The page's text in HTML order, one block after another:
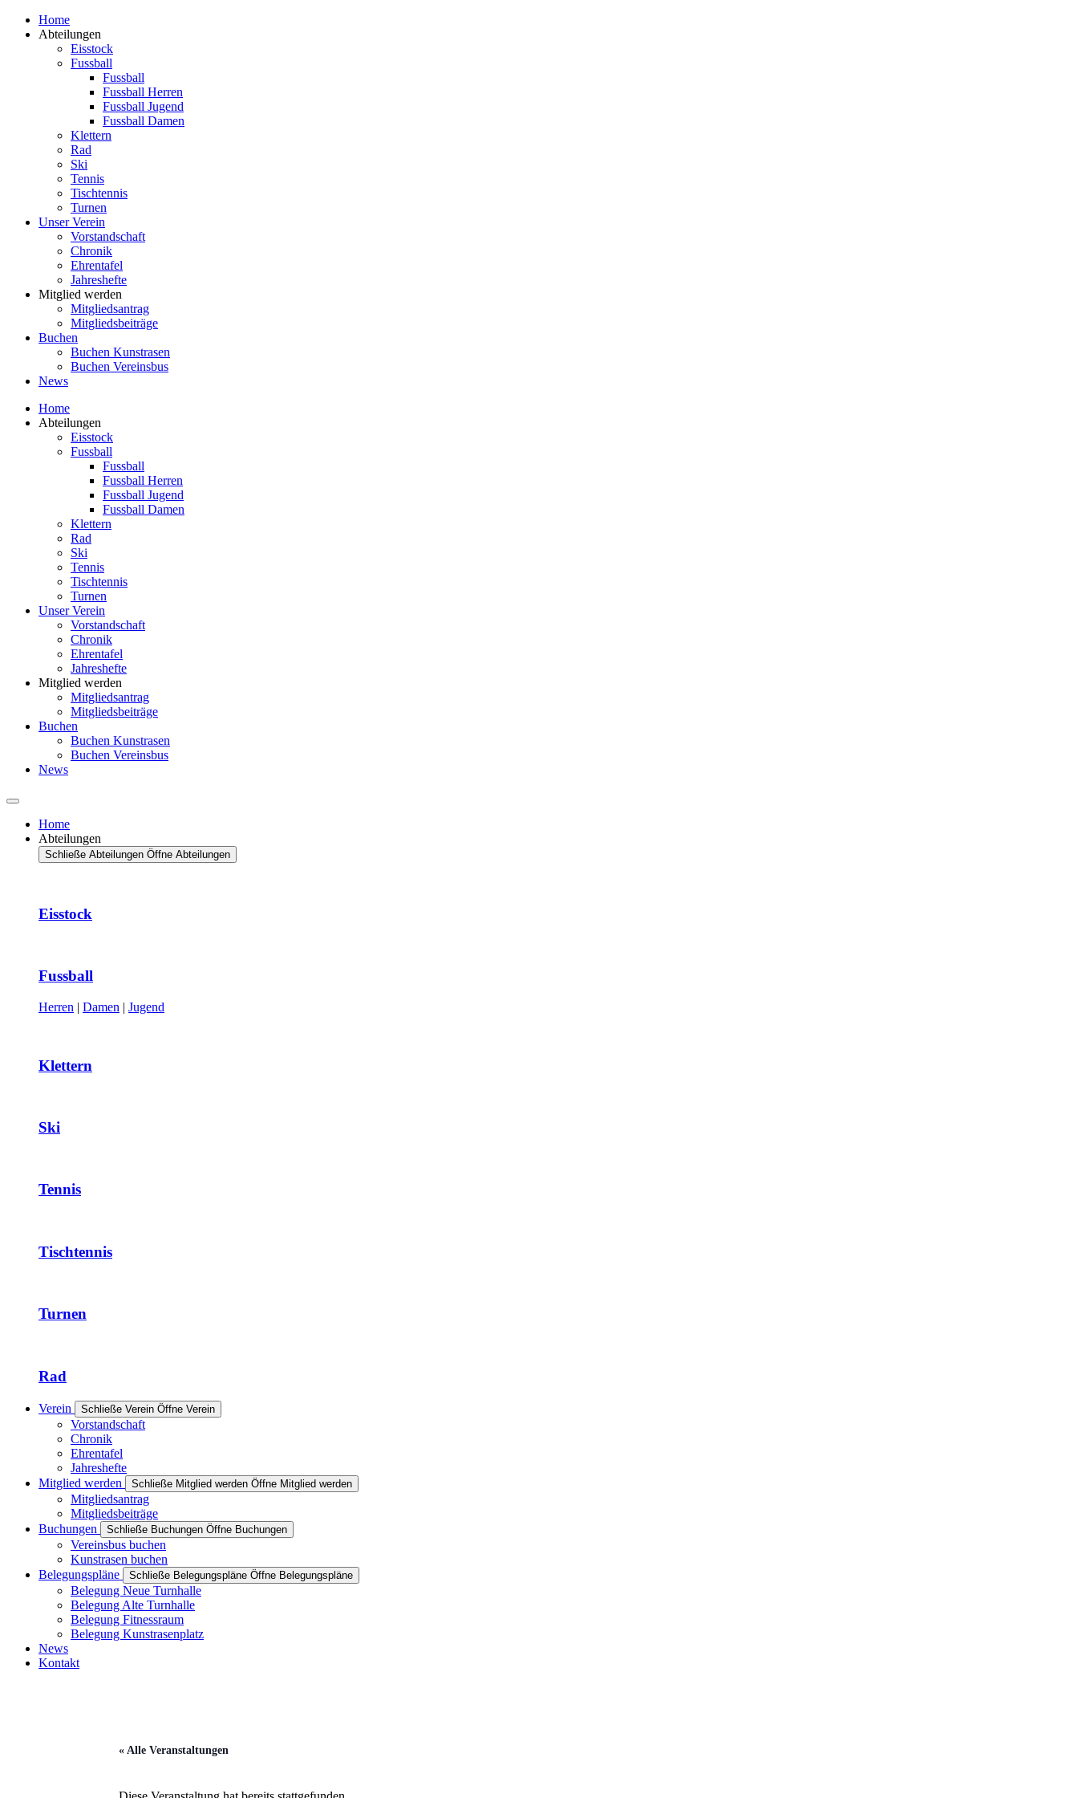
Zum
Inhalt
Home
Abteilungen
Eisstock
Fussball
Fussball
Fussball Herren
Fussball Jugend
Fussball Damen
Klettern
Rad
Ski
Tennis
Tischtennis
Turnen
Unser Verein
Vorstandschaft
Chronik
Ehrentafel
Jahreshefte
Mitglied werden
Mitgliedsantrag
Mitgliedsbeiträge
Buchen
Buchen Kunstrasen
Buchen Vereinsbus
News
Home
Abteilungen
Eisstock
Fussball
Fussball
Fussball Herren
Fussball Jugend
Fussball Damen
Klettern
Rad
Ski
Tennis
Tischtennis
Turnen
Unser Verein
Vorstandschaft
Chronik
Ehrentafel
Jahreshefte
Mitglied werden
Mitgliedsantrag
Mitgliedsbeiträge
Buchen
Buchen Kunstrasen
Buchen Vereinsbus
News
Home
Abteilungen
Schließe Abteilungen Öffne Abteilungen
Eisstock
Fussball
Herren | Damen | Jugend
Klettern
Ski
Tennis
Tischtennis
Turnen
Rad
Verein Schließe Verein Öffne Verein
Vorstandschaft
Chronik
Ehrentafel
Jahreshefte
Mitglied werden
Schließe Mitglied werden Öffne Mitglied werden
Mitgliedsantrag
Mitgliedsbeiträge
Buchungen
Schließe Buchungen Öffne Buchungen
Vereinsbus buchen
Kunstrasen buchen
Belegungspläne
Schließe Belegungspläne Öffne Belegungspläne
Belegung Neue Turnhalle
Belegung Alte Turnhalle
Belegung Fitnessraum
Belegung Kunstrasenplatz
News
Kontakt
« Alle Veranstaltungen